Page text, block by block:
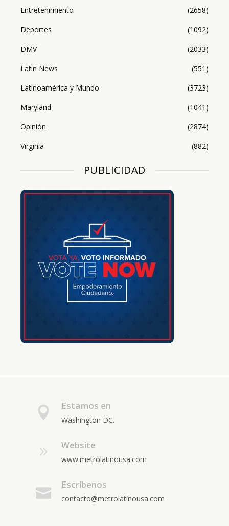
Entretenimiento
(2658)
Deportes
(1092)
DMV
(2033)
Latin News
(551)
Latinoamérica y Mundo
(3723)
Maryland
(1041)
Opinión
(2874)
Virginia
(882)
PUBLICIDAD
Estamos en
Washington DC.
Website
www.metrolatinousa.com
Escríbenos
contacto@metrolatinousa.com